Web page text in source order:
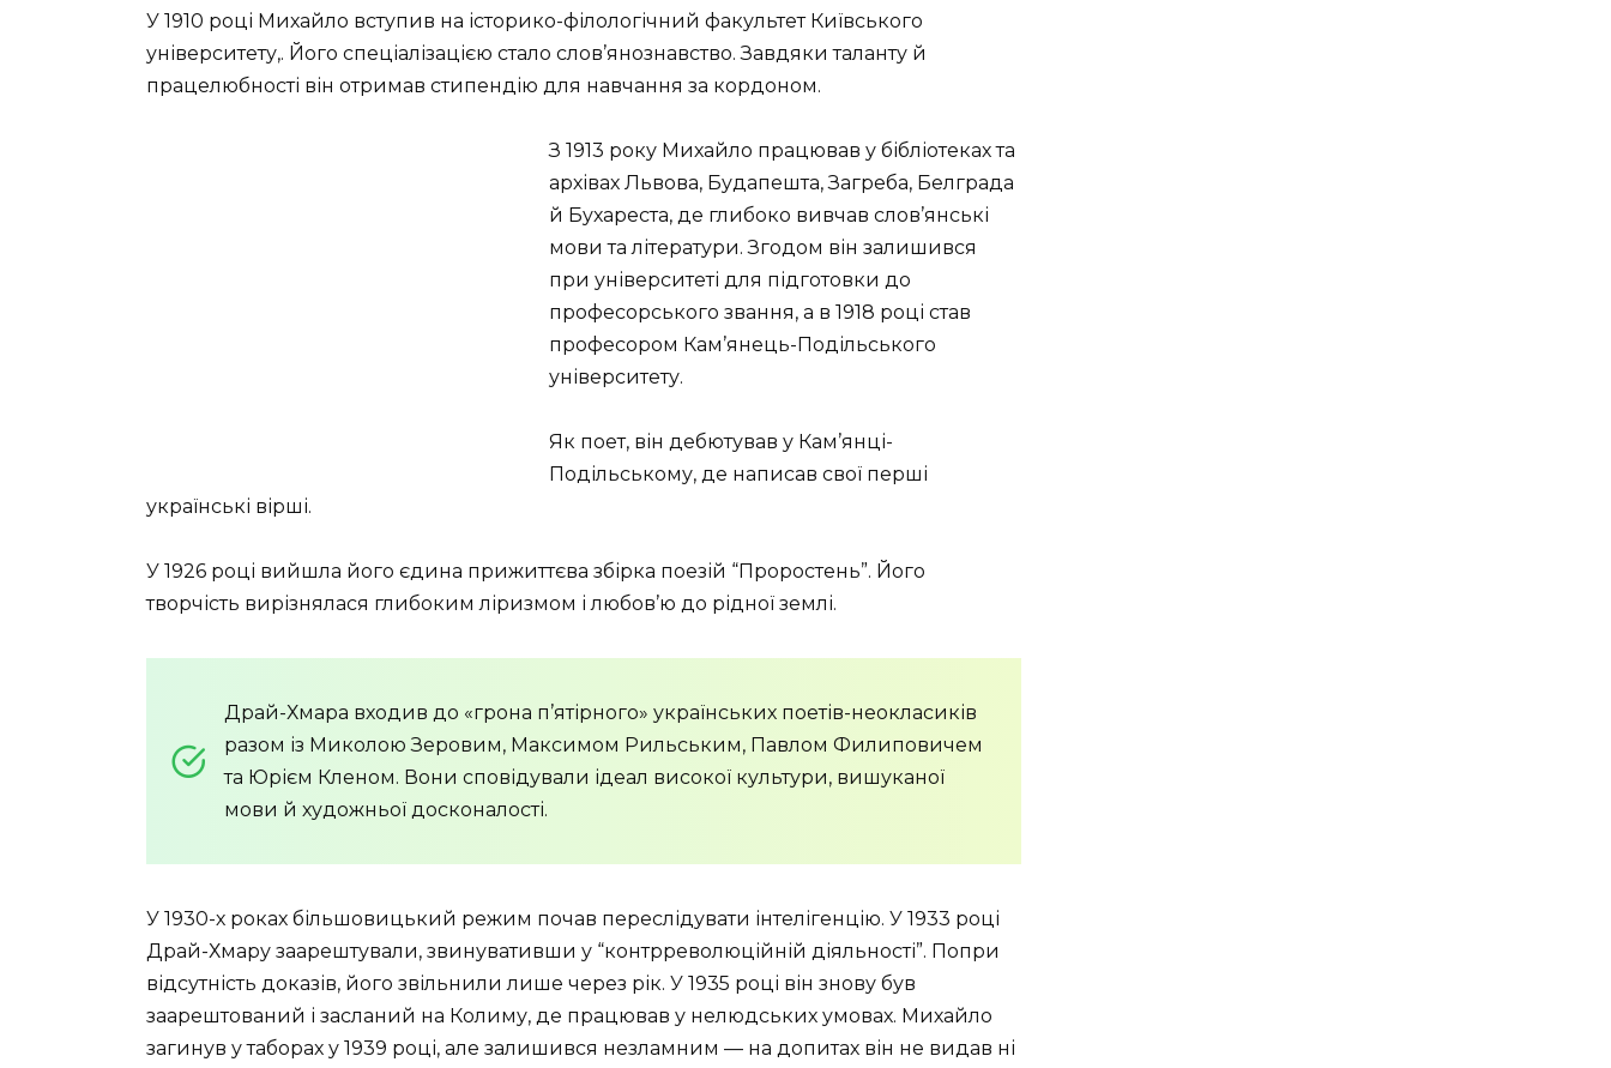
У 1910 році Михайло вступив на історико-філологічний факультет Київського
університету,. Його спеціалізацією стало слов’янознавство. Завдяки таланту й
працелюбності він отримав стипендію для навчання за кордоном.
З 1913 року Михайло працював у бібліотеках та
архівах Львова, Будапешта, Загреба, Белграда
й Бухареста, де глибоко вивчав слов’янські
мови та літератури. Згодом він залишився
при університеті для підготовки до
професорського звання, а в 1918 році став
професором Кам’янець-Подільського
університету.
Як поет, він дебютував у Кам’янці-
Подільському, де написав свої перші
українські вірші.
У 1926 році вийшла його єдина прижиттєва збірка поезій “Проростень”. Його
творчість вирізнялася глибоким ліризмом і любов’ю до рідної землі.
Драй-Хмара входив до «грона п’ятірного» українських поетів-неокласиків
разом із Миколою Зеровим, Максимом Рильським, Павлом Филиповичем
та Юрієм Кленом. Вони сповідували ідеал високої культури, вишуканої
мови й художньої досконалості.
У 1930-х роках більшовицький режим почав переслідувати інтелігенцію. У 1933 році
Драй-Хмару заарештували, звинувативши у “контрреволюційній діяльності”. Попри
відсутність доказів, його звільнили лише через рік. У 1935 році він знову був
заарештований і засланий на Колиму, де працював у нелюдських умовах. Михайло
загинув у таборах у 1939 році, але залишився незламним — на допитах він не видав ні